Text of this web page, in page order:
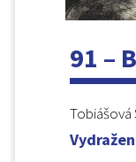
91 –
Tobiášová